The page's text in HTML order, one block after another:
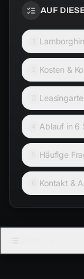
AUF
Luxus und
Kosten &
Ablauf in 6
Häufige
Kontakt &